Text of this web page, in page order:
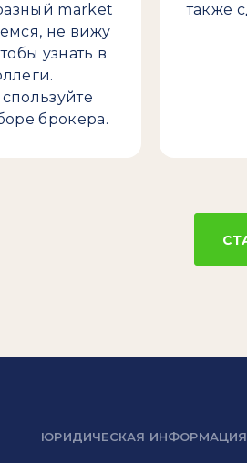
market
не вижу
узнать в
брокера.
также
ЮРИДИЧЕСКАЯ ИНФОРМАЦИЯ